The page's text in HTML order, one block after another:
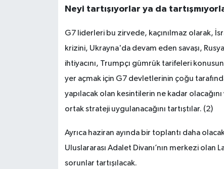
Neyi tartışıyorlar ya da
G7 liderleri bu zirvede, kaçınılmaz olarak,
krizini, Ukrayna'da devam eden savaşı,
ihtiyacını, Trumpçı gümrük tarifeleri
yer açmak için G7 devletlerinin çoğu
yapılacak olan kesintilerin ne kadar olacağını
ortak strateji uygulanacağını tartıştılar. (2)
Ayrıca haziran ayında bir toplantı daha
Uluslararası Adalet Divanı’nın merkezi olan
sorunlar tartışılacak.